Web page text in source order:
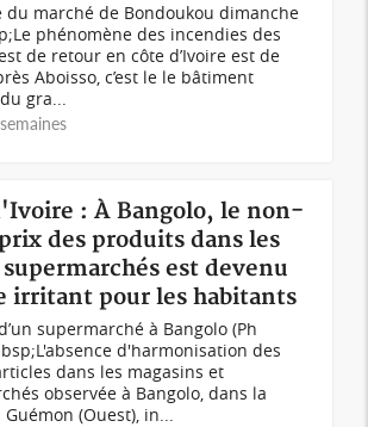
du marché de Bondoukou dimanche
phénomène des incendies des
de retour en côte d’Ivoire est de
Aboisso, c’est le le bâtiment
gra...
: À Bangolo, le non-
des produits dans les
est devenu
irritant pour les habitants
supermarché à Bangolo (Ph
d'harmonisation des
dans les magasins et
observée à Bangolo, dans la
(Ouest), in...